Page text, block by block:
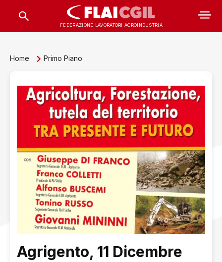
FEDERAZIONE LAVORATORI AGROINDUSTRIA
Home Primo Piano
Agrigento, 11 Dicembre